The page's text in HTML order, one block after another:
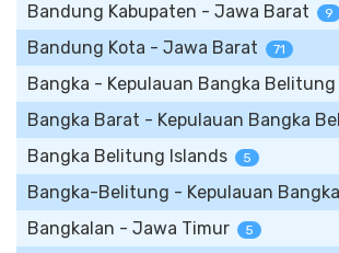
Bandung Kabupaten - Jawa Barat 9
Bandung Kota - Jawa Barat 71
Bangka - Kepulauan Bangka Belitung
Bangka Barat - Kepulauan Bangka
Bangka Belitung Islands 5
Bangka-Belitung - Kepulauan
Bangkalan - Jawa Timur 5